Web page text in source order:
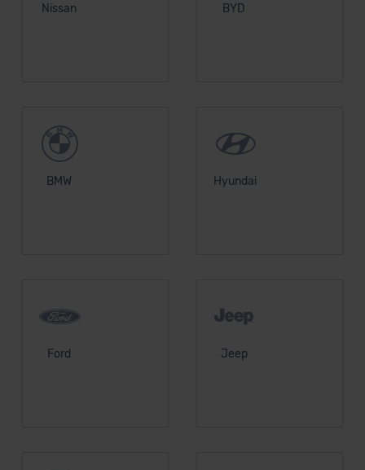
Nissan BYD
BMW Hyundai
Ford Jeep